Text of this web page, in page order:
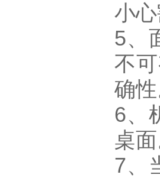
小
5、
不
确
6、
桌
7、